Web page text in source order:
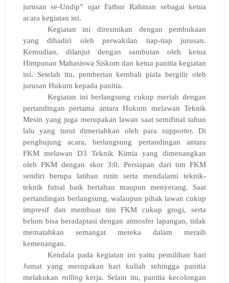
jurusan se-Undip” ujar Fathur Rahman sebagai ketua
acara kegiatan ini.
Kegiatan ini diresmikan dengan pembukaan
yang dihadiri oleh perwakilan tiap-tiap jurusan.
Kemudian, dilanjut dengan sambutan oleh ketua
Himpunan Mahasiswa Siskom dan ketua panitia kegiatan
ini. Setelah itu, pemberian kembali piala bergilir oleh
jurusan Hukum kepada panitia.
Kegiatan ini berlangsung cukup meriah dengan
pertandingan pertama antara Hukum melawan Teknik
Mesin yang juga merupakan lawan saat semifinal tahun
lalu yang turut dimeriahkan oleh para supporter. Di
penghujung acara, berlangsung pertandingan antara
FKM melawan D3 Teknik Kimia yang dimenangkan
oleh FKM dengan skor 3:0. Persiapan dari tim FKM
sendiri berupa latihan rutin serta mendalami teknik-
teknik futsal baik bertahan maupun menyerang. Saat
pertandingan berlangsung, walaupun pihak lawan cukup
impresif dan membuat tim FKM cukup grogi, serta
belum bisa beradaptasi dengan atmosfer lapangan, tidak
mematahkan semangat mereka dalam meraih
kemenangan.
Kendala pada kegiatan ini yaitu pemilihan hari
Jumat yang merupakan hari kuliah sehingga panitia
melakukan rolling kerja. Selain itu, panitia kecolongan